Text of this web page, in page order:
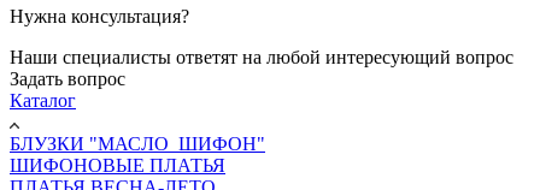
Нужна консультация?
Наши специалисты ответят на любой интересующий вопрос
Задать вопрос
Каталог
БЛУЗКИ "МАСЛО_ШИФОН"
ШИФОНОВЫЕ ПЛАТЬЯ